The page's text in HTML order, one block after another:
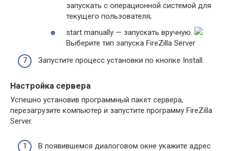
запускать с операционной системой для
текущего пользователя;
start manually — запускать вручную.
Выберите тип запуска FireZilla Server
Запустите процесс установки по кнопке Install.
Настройка сервера
Успешно установив программный пакет сервера,
перезагрузите компьютер и запустите программу FireZilla
Server.
В появившемся диалоговом окне укажите адрес